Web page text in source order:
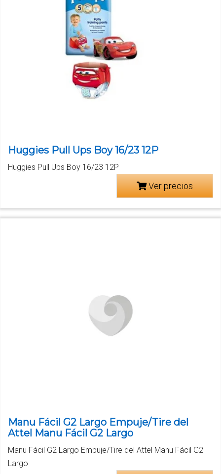
Huggies Pull Ups Boy 16/23 12P
Huggies Pull Ups Boy 16/23 12P
Ver precios
Manu Fácil G2 Largo Empuje/Tire del
Attel Manu Fácil G2 Largo
Manu Fácil G2 Largo Empuje/Tire del Attel Manu Fácil G2
Largo